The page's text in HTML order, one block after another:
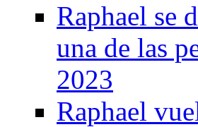
Raphael se
una de las
2023
Raphael